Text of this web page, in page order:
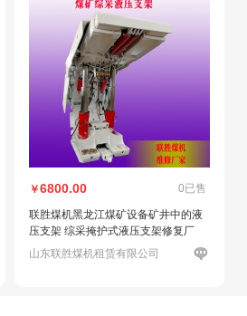
￥6800.00 0已售
联胜煤机黑龙江煤矿设备矿井中的液
压支架 综采掩护式液压支架修复厂
山东联胜煤机租赁有限公司